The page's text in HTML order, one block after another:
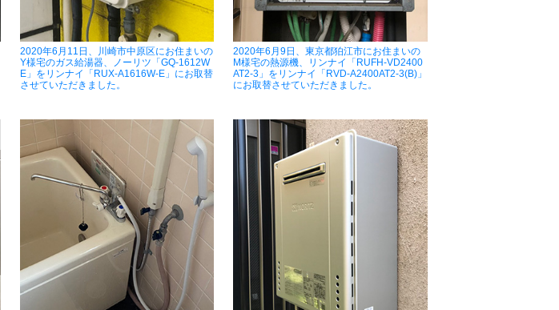
2020年6月11日、川崎市中原区にお住まいの
Y様宅のガス給湯器、ノーリツ「GQ-1612W
E」をリンナイ「RUX-A1616W-E」にお取替
させていただきました。
2020年6月9日、東京都狛江市にお住まいの
M様宅の熱源機、リンナイ「RUFH-VD2400
AT2-3」をリンナイ「RVD-A2400AT2-3(B)」
にお取替させていただきました。